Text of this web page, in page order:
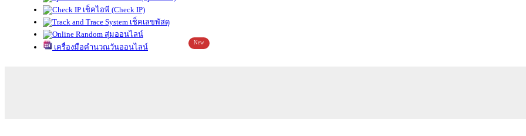
เช็คไอพี (Check IP)
เช็คเลขพัสดุ
สุ่มออนไลน์
เครื่องมือคำนวณวันออนไลน์
New